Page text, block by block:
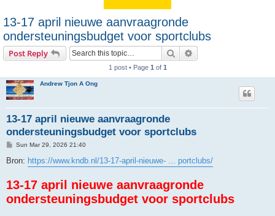
13-17 april nieuwe aanvraagronde
ondersteuningsbudget voor sportclubs
Post Reply Search
1 post • Page 1 of 1
Andrew Tjon A Ong
13-17 april nieuwe aanvraagronde
ondersteuningsbudget voor sportclubs
P
s
Sun Mar 29, 2026 21:40
Bron: https://www.kndb.nl/13-17-april-nieuwe- ... portclubs/
13-17 april nieuwe aanvraagronde
ondersteuningsbudget voor sportclubs